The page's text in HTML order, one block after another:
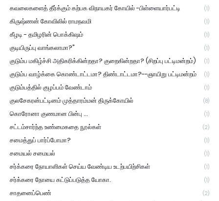
கவலைகளைத் தீர்க்கும் கற்பக விநாயகர் கோயில் -பிள்ளையார்பட்டி (1)
கிருஷ்ணன் கோவிலில் ராமநவமி (1)
கீழடி - தமிழரின் பொக்கிஷம் (1)
குடியிருப்பு வாங்கலாமா?" (1)
குடும்ப மகிழ்ச்சி அதிகரிக்கின்றதா? குறைகின்றதா? (சிறப்பு பட்டிமன்றம்) (1)
குடும்ப வாழ்க்கை கொண்டாட்டமா? திண்டாட்டமா?--ஞாயிறு பட்டிமன்றம் (1)
குடும்பத்தில் குழப்பம் வேண்டாம் (1)
குலசேகரன்பட்டினம் முத்தாரம்மன் திருக்கோயில் (8)
கொரோனா குணமான பின்பு ... (1)
சட்டம்சார்ந்த உண்மைகதை நூல்கள் (2)
சமைத்துப் பார்ப்போமா? (1)
சமையல் சமையல் (1)
சர்க்கரை நோயாளிகள் செய்ய வேண்டிய உடற்பயிற்சிகள் (1)
சர்க்கரை நோயை கட்டுப்படுத்த யோகா. (1)
சாதனைப்பெண் (2)